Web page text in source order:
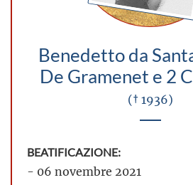
Benedetto da
De Gramenet e 2
(† 1936)
BEATIFICAZIONE:
- 06 novembre 2021